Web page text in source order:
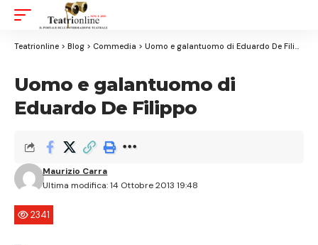
Resizer
Teatrionline > Blog > Commedia > Uomo e galantuomo di Eduardo De Filippo
Uomo e galantuomo di
Eduardo De Filippo
Ultima modifica: 14 Ottobre 2013 19:48
Maurizio Carra
2341